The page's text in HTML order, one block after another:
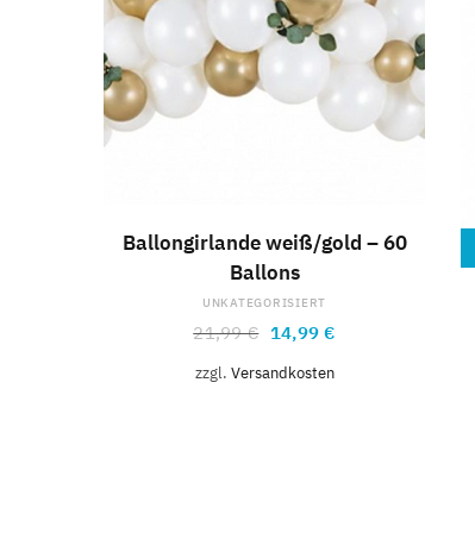
Ballongirlande weiß/gold – 60
Ballons
UNKATEGORISIERT
21,99€ 14,99€
zzgl. Versandkosten